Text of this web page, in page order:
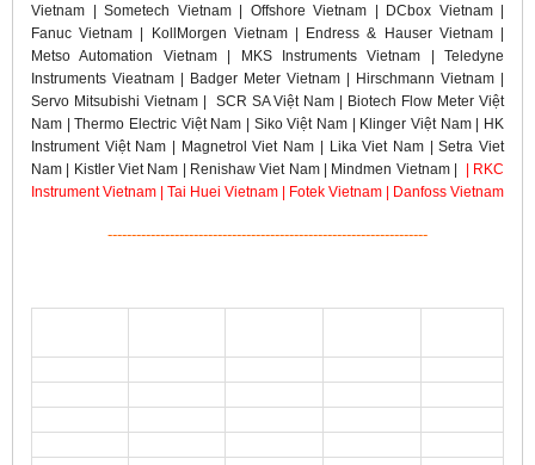
Vietnam | Sometech Vietnam | Offshore Vietnam | DCbox Vietnam |
Fanuc Vietnam | KollMorgen Vietnam | Endress & Hauser Vietnam |
Metso Automation Vietnam | MKS Instruments Vietnam | Teledyne
Instruments Vieatnam | Badger Meter Vietnam | Hirschmann Vietnam |
Servo Mitsubishi Vietnam | SCR SA Việt Nam | Biotech Flow Meter Việt
Nam | Thermo Electric Việt Nam | Siko Việt Nam | Klinger Việt Nam | HK
Instrument Việt Nam | Magnetrol Viet Nam | Lika Viet Nam | Setra Viet
Nam | Kistler Viet Nam | Renishaw Viet Nam | Mindmen Vietnam |
| RKC
Instrument Vietnam | Tai Huei Vietnam | Fotek Vietnam | Danfoss Vietnam
-------------------------------------------------------------------